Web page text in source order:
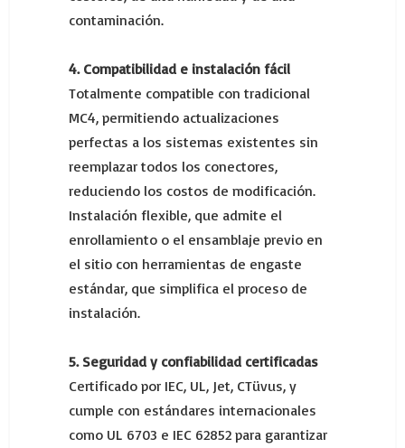
contaminación.
4. Compatibilidad e instalación fácil
Totalmente compatible con tradicional
MC4, permitiendo actualizaciones
perfectas a los sistemas existentes sin
reemplazar todos los conectores,
reduciendo los costos de modificación.
Instalación flexible, que admite el
enrollamiento o el ensamblaje previo en
el sitio con herramientas de engaste
estándar, que simplifica el proceso de
instalación.
5. Seguridad y confiabilidad certificadas
Certificado por IEC, UL, Jet, CTüvus, y
cumple con estándares internacionales
como UL 6703 e IEC 62852 para garantizar